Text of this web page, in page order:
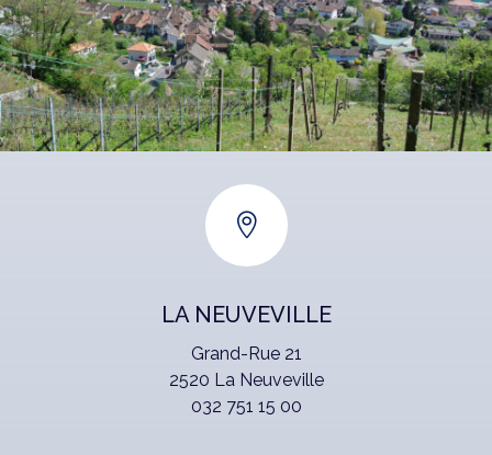

LA NEUVEVILLE
Grand-Rue 21
2520 La Neuveville
032 751 15 00